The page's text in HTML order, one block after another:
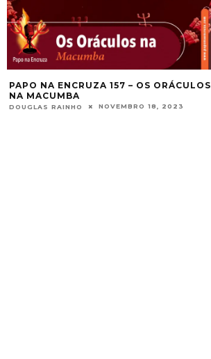
PAPO NA ENCRUZA 157 – OS ORÁCULOS
NA MACUMBA
DOUGLAS RAINHO NOVEMBRO 18, 2023